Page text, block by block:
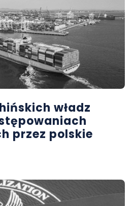
władz
przez polskie